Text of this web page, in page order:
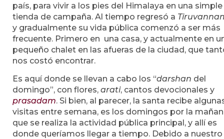
país, para vivir a los pies del Himalaya en una simple
tienda de campaña. Al tiempo regresó a
y gradualmente su vida pública comenzó a ser más
frecuente. Primero en una casa, y actualmente en
pequeño chalet en las afueras de la ciudad, que
nos costó encontrar.
Es aquí donde se llevan a cabo los “darshan del
domingo”, con flores, arati, cantos devocionales y
prasadam. Si bien, al parecer, la santa recibe
visitas entre semana, es los domingos por la
que se realiza la actividad pública principal, y allí es
donde queríamos llegar a tiempo. Debido a nuestro